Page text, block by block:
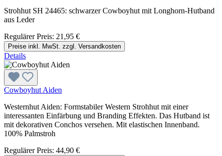
Strohhut SH 24465: schwarzer Cowboyhut mit Longhorn-Hutband
aus Leder
Regulärer Preis: 21,95 €
Preise inkl. MwSt. zzgl. Versandkosten
Details
Cowboyhut Aiden
Westernhut Aiden: Formstabiler Western Strohhut mit einer
interessanten Einfärbung und Branding Effekten. Das Hutband ist
mit dekorativen Conchos versehen. Mit elastischen Innenband.
100% Palmstroh
Regulärer Preis: 44,90 €